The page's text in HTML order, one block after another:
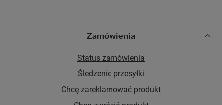
Zamówienia
Status zamówienia
Śledzenie przesyłki
Chcę zareklamować produkt